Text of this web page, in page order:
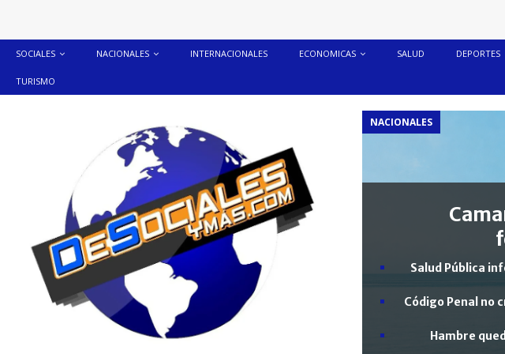
SOCIALES NACIONALES INTERNACIONALES ECONOMICAS SALUD DEPORTES
TURISMO
NACIONALES
Salud Pública
Código Penal no
Hambre